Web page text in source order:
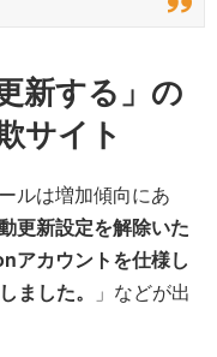
新する」の
サイト
ルは増加傾向にあ
更新設定を解除いた
アカウントを仕様し
ました。
」などが出